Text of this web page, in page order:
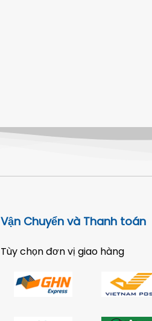
Vận Chuyển và Thanh toán
Tùy chọn đơn vị giao hàng